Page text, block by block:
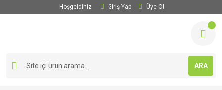
Hoşgeldiniz Giriş Yap Üye Ol
ARA